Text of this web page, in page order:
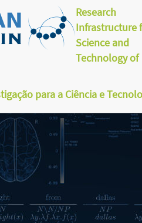
Research
Infrastructure
Science and
Technology of
para a Ciência e